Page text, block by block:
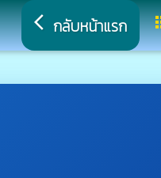
arrow_back_ios กลับหน้าแรก